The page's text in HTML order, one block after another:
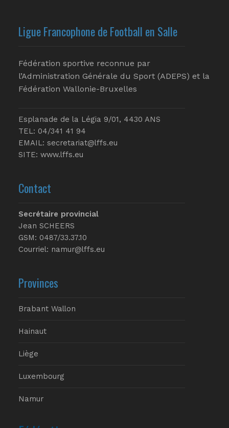
Ligue Francophone de Football en Salle
Fédération sportive reconnue par
l’Administration Générale du Sport (ADEPS) et la
Fédération Wallonie-Bruxelles
Esplanade de la Légia 9/01, 4430 ANS
TEL: 04/341 41 94
EMAIL: secretariat@lffs.eu
SITE: www.lffs.eu
Contact
Secrétaire provincial
Jean SCHEERS
GSM: 0487/33.37.10
Courriel: namur@lffs.eu
Provinces
Brabant Wallon
Hainaut
Liège
Luxembourg
Namur